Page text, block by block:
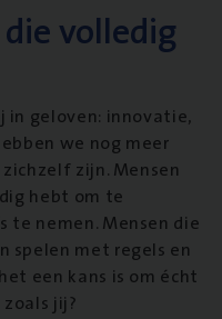
volledig
in geloven: innovatie,
we nog meer
zijn. Mensen
hebt om te
te nemen. Mensen die
spelen met regels en
een kans is om écht
jij?